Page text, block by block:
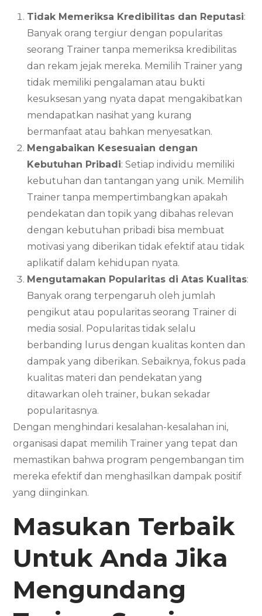
Tidak Memeriksa Kredibilitas dan Reputasi:
Banyak orang tergiur dengan popularitas
seorang Trainer tanpa memeriksa kredibilitas
dan rekam jejak mereka. Memilih Trainer yang
tidak memiliki pengalaman atau bukti
kesuksesan yang nyata dapat mengakibatkan
mendapatkan nasihat yang kurang
bermanfaat atau bahkan menyesatkan.
Mengabaikan Kesesuaian dengan
Kebutuhan Pribadi: Setiap individu memiliki
kebutuhan dan tantangan yang unik. Memilih
Trainer tanpa mempertimbangkan apakah
pendekatan dan topik yang dibahas relevan
dengan kebutuhan pribadi bisa membuat
motivasi yang diberikan tidak efektif atau tidak
aplikatif dalam kehidupan nyata.
Mengutamakan Popularitas di Atas Kualitas:
Banyak orang terpengaruh oleh jumlah
pengikut atau popularitas seorang Trainer di
media sosial. Popularitas tidak selalu
berbanding lurus dengan kualitas konten dan
dampak yang diberikan. Sebaiknya, fokus pada
kualitas materi dan pendekatan yang
ditawarkan oleh trainer, bukan sekadar
popularitasnya.
Dengan menghindari kesalahan-kesalahan ini,
organisasi dapat memilih Trainer yang tepat dan
memastikan bahwa program pengembangan tim
mereka efektif dan menghasilkan dampak positif
yang diinginkan.
Masukan Terbaik
Untuk Anda Jika
Mengundang